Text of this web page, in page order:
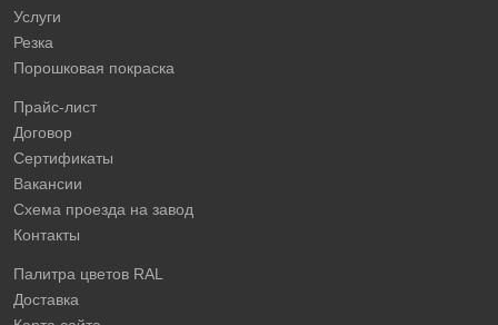
Услуги
Резка
Порошковая покраска
Прайс-лист
Договор
Сертификаты
Вакансии
Схема проезда на завод
Контакты
Палитра цветов RAL
Доставка